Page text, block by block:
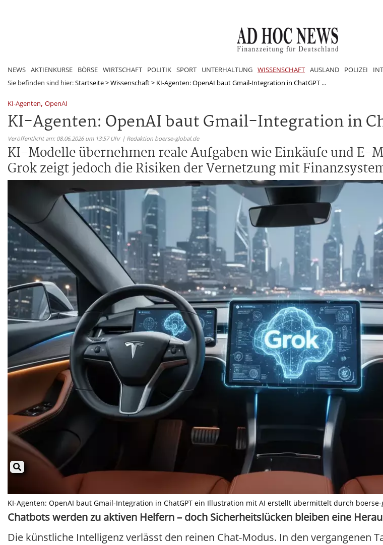
NEWS AKTIENKURSE BÖRSE WIRTSCHAFT POLITIK SPORT UNTERHALTUNG WISSENSCHAFT AUSLAND POLIZEI
Sie befinden sind hier:Startseite>Wissenschaft> KI-Agenten: OpenAI baut Gmail-Integration in ChatGPT ...
KI-Agenten, OpenAI
KI-Agenten: OpenAI baut Gmail-Integration in
Veröffentlicht am: 08.06.2026 um 13:57 Uhr | Redaktion boerse-global.de
KI-Modelle übernehmen reale Aufgaben wie Einkäufe und E-
Grok zeigt jedoch die Risiken der Vernetzung mit
KI-Agenten: OpenAI baut Gmail-Integration in ChatGPT ein Illustration mit AI erstellt übermittelt durch
Chatbots werden zu aktiven Helfern – doch Sicherheitslücken bleiben eine
Die künstliche Intelligenz verlässt den reinen Chat-Modus. In den vergangenen